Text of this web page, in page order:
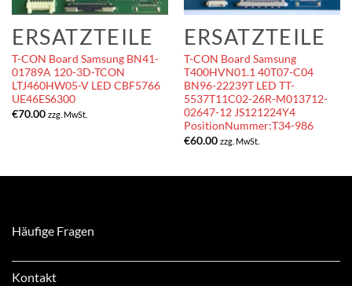
ERSATZTEILE
T-CON Board Samsung BN41-
01789A 120-3D-TCON
LTJ460HW05-V LED CBF5766
UE46ES6300
€70.00 zzg. MwSt.
ERSATZTEILE
T-CON Board Samsung
T400HVN01.1 40T07-C04
BN96-22239T LED TT-
5537T11C02-26R-M013712-
02647-12 JS121224Y4
PositionNummer:T34-986
€60.00 zzg. MwSt.
Häufige Fragen
Kontakt